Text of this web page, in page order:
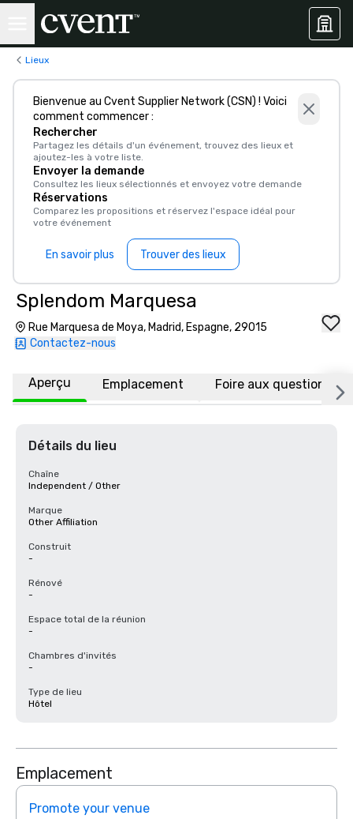
Lieux
Bienvenue au Cvent Supplier Network (CSN) ! Voici
comment commencer :
Rechercher
Partagez les détails d'un événement, trouvez des lieux et
ajoutez-les à votre liste.
Envoyer la demande
Consultez les lieux sélectionnés et envoyez votre demande
Réservations
Comparez les propositions et réservez l'espace idéal pour
votre événement
En savoir plus Trouver des lieux
Splendom Marquesa
Rue Marquesa de Moya, Madrid, Espagne, 29015
Contactez-nous
Aperçu Emplacement Foire aux questions
Détails du lieu
Chaîne
Independent / Other
Marque
Other Affiliation
Construit
-
Rénové
-
Espace total de la réunion
-
Chambres d'invités
-
Type de lieu
Hôtel
Emplacement
Promote your venue